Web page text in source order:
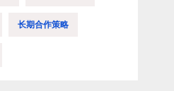
长期合作策略